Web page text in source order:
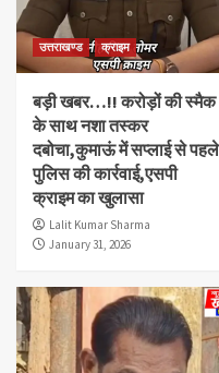
उत्तराखण्ड क्राइम
बड़ी खबर…!! करोड़ों की स्मैक
के साथ नशा तस्कर
दबोचा,कुमाऊं में सप्लाई से पहले
पुलिस की कार्रवाई,एसपी
क्राइम का खुलासा
Lalit Kumar Sharma
January 31, 2026